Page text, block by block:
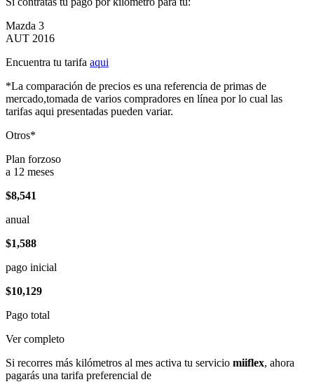
Mazda 3
AUT 2016
Encuentra tu tarifa aqui
*La comparación de precios es una referencia de primas de
mercado,tomada de varios compradores en línea por lo cual las
tarifas aqui presentadas pueden variar.
Otros*
Plan forzoso
a 12 meses
$8,541
anual
$1,588
pago inicial
$10,129
Pago total
Ver completo
Si recorres más kilómetros al mes activa tu servicio miiflex, ahora
pagarás una tarifa preferencial de